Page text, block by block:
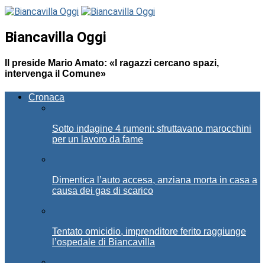
Biancavilla Oggi
Il preside Mario Amato: «I ragazzi cercano spazi,
intervenga il Comune»
Cronaca
Sotto indagine 4 rumeni: sfruttavano marocchini
per un lavoro da fame
Dimentica l’auto accesa, anziana morta in casa a
causa dei gas di scarico
Tentato omicidio, imprenditore ferito raggiunge
l’ospedale di Biancavilla